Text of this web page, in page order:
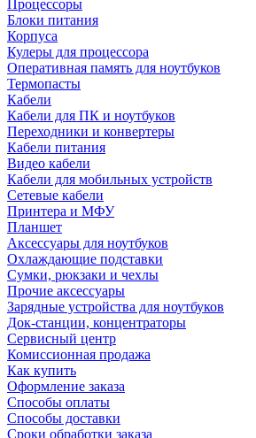
Процессоры
Блоки питания
Корпуса
Кулеры для процессора
Оперативная память для ноутбуков
Термопасты
Кабели
Кабели для ПК и ноутбуков
Переходники и конвертеры
Кабели питания
Видео кабели
Кабели для мобильных устройств
Сетевые кабели
Принтера и МФУ
Планшет
Аксессуары для ноутбуков
Охлаждающие подставки
Сумки, рюкзаки и чехлы
Прочие аксессуары
Зарядные устройства для ноутбуков
Док-станции, концентраторы
Сервисный центр
Комиссионная продажа
Как купить
Оформление заказа
Способы оплаты
Способы доставки
Сроки обработки заказа